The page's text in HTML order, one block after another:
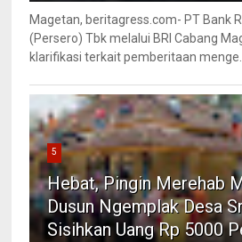
Magetan, beritagress.com- PT Bank
(Persero) Tbk melalui BRI Cabang
klarifikasi terkait pemberitaan
5
Hebat, Pingin Merehab
Dusun Ngemplak Desa
Sisihkan Uang Rp 5000